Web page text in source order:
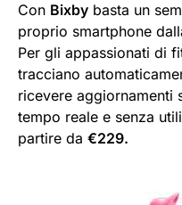
Con Bixby basta un
proprio smartphone
Per gli appassionati di
tracciano
ricevere aggiornamenti
tempo reale e senza
partire da €229.